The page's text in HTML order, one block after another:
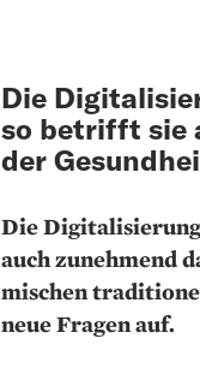
Die
so betrifft sie
der
Die
auch zunehmend
mischen
neue Fragen auf.